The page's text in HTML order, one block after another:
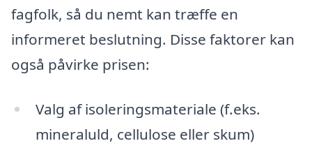
fagfolk, så du nemt kan træffe en
informeret beslutning. Disse faktorer kan
også påvirke prisen:
Valg af isoleringsmateriale (f.eks.
mineraluld, cellulose eller skum)